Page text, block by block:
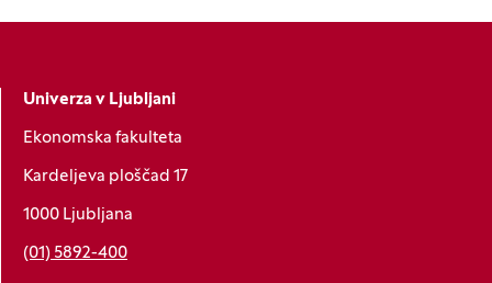
Univerza v Ljubljani
Ekonomska fakulteta
Kardeljeva ploščad 17
1000 Ljubljana
(01) 5892-400